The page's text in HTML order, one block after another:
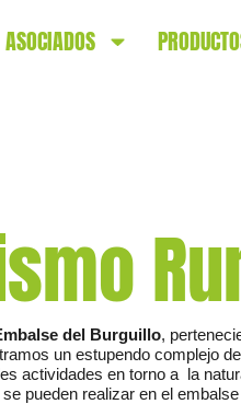
ASOCIADOS
del Burguillo,
un estupendo complejo
actividades en torno a la
pueden realizar en el